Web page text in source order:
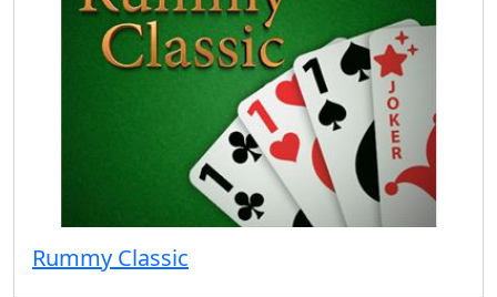
Rummy Classic